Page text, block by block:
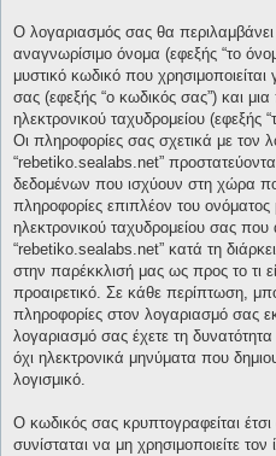
Ο λογαριασμός σας θα
αναγνωρίσιμο όνομα (εφεξής “το
μυστικό κωδικό που
σας (εφεξής “ο κωδικός σας”) και
ηλεκτρονικού ταχυδρομείου (εφεξής
Οι πληροφορίες σας σχετικά με τον
“rebetiko.sealabs.net”
δεδομένων που ισχύουν στη χώρα
πληροφορίες επιπλέον του
ηλεκτρονικού ταχυδρομείου σας που
“rebetiko.sealabs.net” κατά τη
στην παρέκκλισή μας ως προς το τι
προαιρετικό. Σε κάθε περίπτωση,
πληροφορίες στον λογαριασμό σας
λογαριασμό σας έχετε τη
όχι ηλεκτρονικά μηνύματα που
λογισμικό.
Ο κωδικός σας κρυπτογραφείται
συνίσταται να μη χρησιμοποιείτε